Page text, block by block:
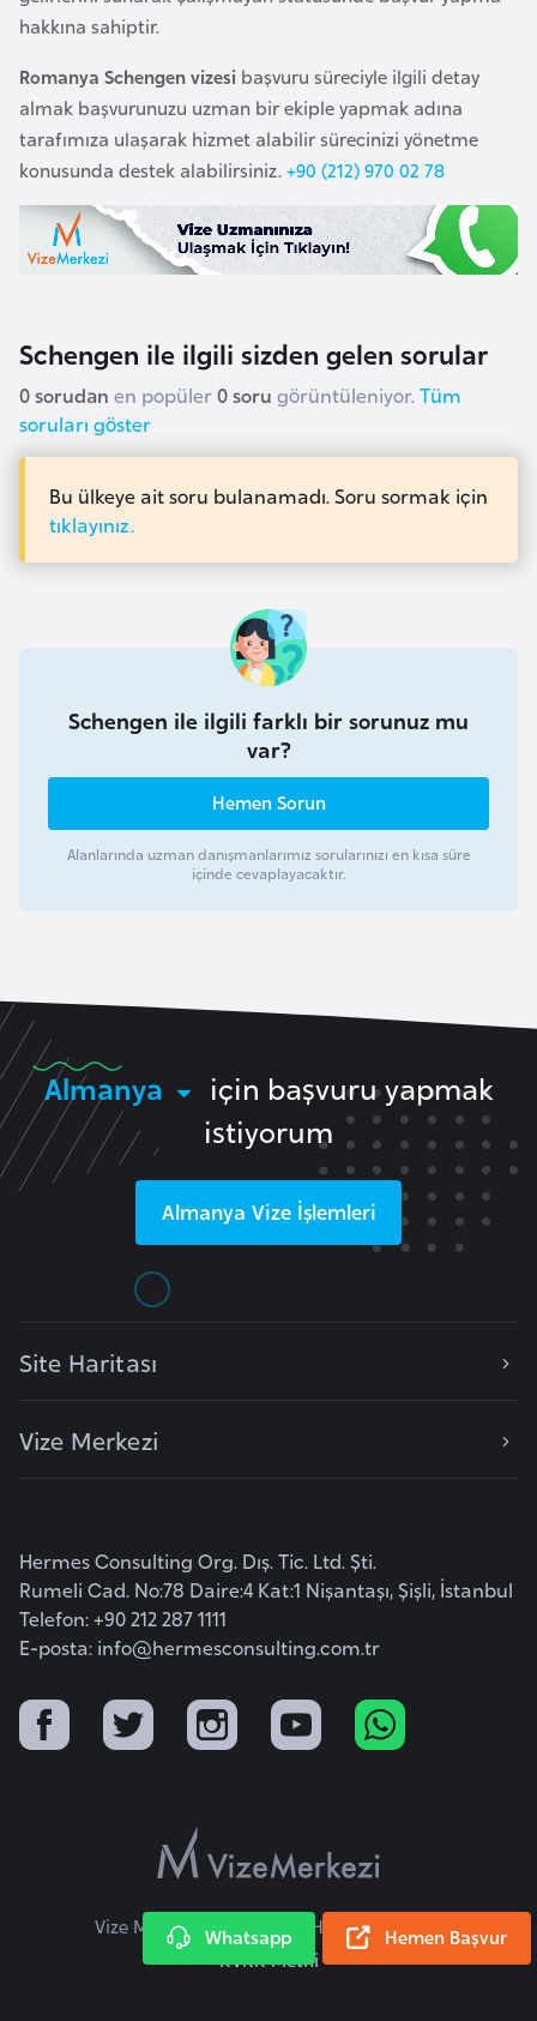
hakkına sahiptir.
Romanya Schengen vizesi başvuru süreciyle ilgili detay
almak başvurunuzu uzman bir ekiple yapmak adına
tarafımıza ulaşarak hizmet alabilir sürecinizi yönetme
konusunda destek alabilirsiniz. +90 (212) 970 02 78
Schengen ile ilgili sizden gelen sorular
0 sorudan en popüler0 soru görüntüleniyor.Tüm
soruları göster
Bu ülkeye ait soru bulanamadı. Soru sormak için
tıklayınız.
Schengen ile ilgili farklı bir sorunuz mu
var?
Hemen Sorun
Alanlarında uzman danışmanlarımız sorularınızı en kısa süre
içinde cevaplayacaktır.
Almanya
için başvuru yapmak
istiyorum
Almanya Vize İşlemleri
Site Haritası
Vize Merkezi
Hermes Consulting Org. Dış. Tic. Ltd. Şti.
Rumeli Cad. No:78 Daire:4 Kat:1 Nişantaşı, Şişli, İstanbul
Telefon: +90 212 287 1111
E-posta: info@hermesconsulting.com.tr
Vize Merkezi © 2026 Tüm Hakları Saklıdır.
KVKK Metni
a
n
d
a
İ
n
i
e
r
e
n
a
n
y
a
İ
s
v
ç
r
Hemen Başvur
Whatsapp